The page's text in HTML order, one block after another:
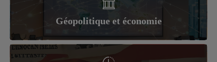
Géopolitique et économie